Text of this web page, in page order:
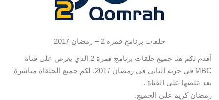
حلقات برنامج قمرة 2 – رمضان 2017
أقدم لكم هنا جميع حلقات برنامج قمرة 2 الذي يعرض على قناة
MBC في جزئه الثاني في رمضان 2017.
لكم جميع الحلقاة مباشرة
بعد علضها على القناة .
رمضان كريم على الجميع.